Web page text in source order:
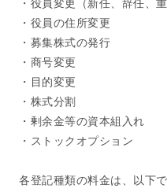
・役員変更（新任、辞任、
・役員の住所変更
・募集株式の発行
・商号変更
・目的変更
・株式分割
・剰余金等の資本組入れ
・ストックオプション
各登記種類の料金は、以下